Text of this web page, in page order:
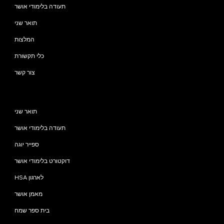
תעודה בלימודי אושר
תואר שני
המלצות
כלי תקשורת
צור קשר
תואר שני
תעודה בלימודי אושר
ספייר יוגה
דוקטורט בלימודי אושר
HSA לארגון
מאמן אושר
בית ספר שמח